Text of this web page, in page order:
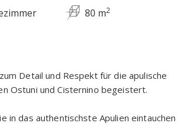
80 m2
Detail und Respekt für die apulische
Ostuni und Cisternino begeistert.
in das authentischste Apulien eintauchen